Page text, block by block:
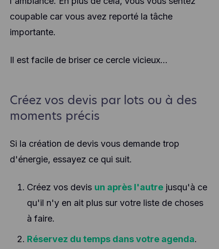
coupable car vous avez reporté la tâche
importante.
Il est facile de briser ce cercle vicieux...
Créez vos devis par lots ou à des
moments précis
Si la création de devis vous demande trop
d'énergie, essayez ce qui suit.
Créez vos devis un après l'autre jusqu'à ce
qu'il n'y en ait plus sur votre liste de choses
à faire.
Réservez du temps dans votre agenda.